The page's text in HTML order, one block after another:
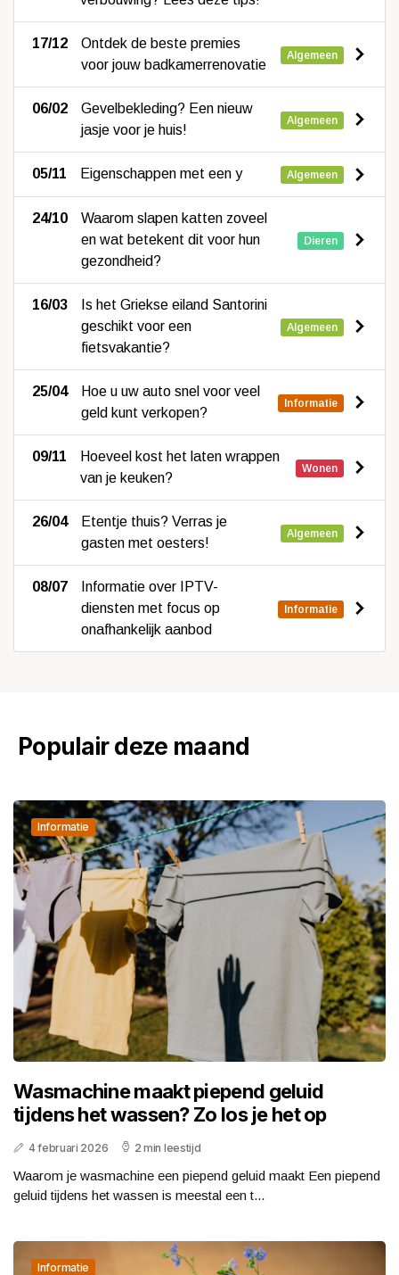
17/12
Ontdek de beste premies
voor jouw badkamerrenovatie
Algemeen
06/02
Gevelbekleding? Een nieuw
jasje voor je huis!
Algemeen
05/11 Eigenschappen met een y Algemeen
24/10
Waarom slapen katten zoveel
en wat betekent dit voor hun
gezondheid?
Dieren
16/03
Is het Griekse eiland Santorini
geschikt voor een
fietsvakantie?
Algemeen
25/04
Hoe u uw auto snel voor veel
geld kunt verkopen?
Informatie
09/11
Hoeveel kost het laten wrappen
van je keuken?
Wonen
26/04
Etentje thuis? Verras je
gasten met oesters!
Algemeen
08/07
Informatie over IPTV-
diensten met focus op
onafhankelijk aanbod
Informatie
Populair deze maand
Informatie
Wasmachine maakt piepend geluid
tijdens het wassen? Zo los je het op
4 februari 2026 2 min leestijd
Waarom je wasmachine een piepend geluid maakt Een piepend
geluid tijdens het wassen is meestal een t...
Informatie